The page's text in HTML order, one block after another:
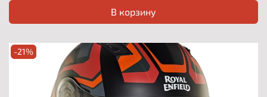
В корзину
-21%